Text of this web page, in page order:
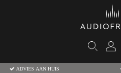
ADVIES AAN HUIS